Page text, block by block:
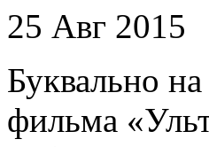
25 Авг 2015
Буквально
фильма